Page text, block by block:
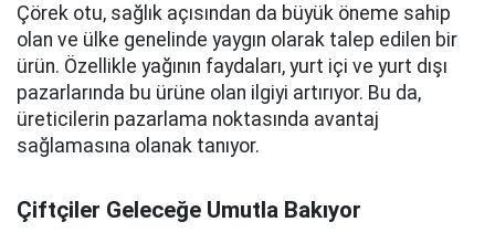
Çörek otu, sağlık açısından da büyük öneme sahip
olan ve ülke genelinde yaygın olarak talep edilen bir
ürün. Özellikle yağının faydaları, yurt içi ve yurt dışı
pazarlarında bu ürüne olan ilgiyi artırıyor. Bu da,
üreticilerin pazarlama noktasında avantaj
sağlamasına olanak tanıyor.
Çiftçiler Geleceğe Umutla Bakıyor